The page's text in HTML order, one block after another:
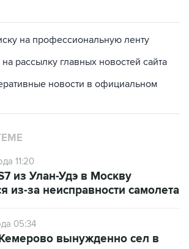
на профессиональную ленту
рассылку главных новостей сайта
новости в официальном
11:20
из Улан-Удэ в Москву
из-за неисправности самолета
05:34
вынужденно сел в